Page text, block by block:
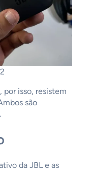
isso, resistem
são
da JBL e as